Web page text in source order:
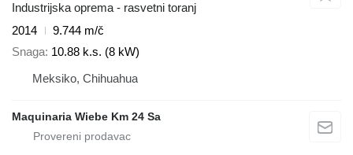
Industrijska oprema - rasvetni toranj
2014
9.744 m/č
Snaga 10.88 k.s. (8 kW)
Meksiko, Chihuahua
Maquinaria Wiebe Km 24 Sa